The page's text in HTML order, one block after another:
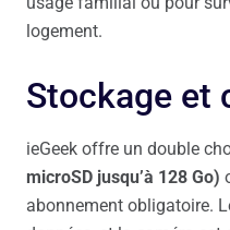
logement.
Stockage et
ieGeek offre un double
microSD jusqu’à 128 Go)
abonnement obligatoire.